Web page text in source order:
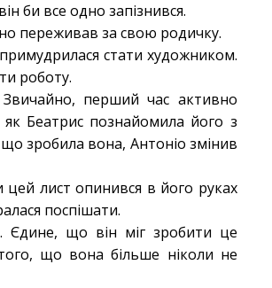
би все одно запізнився.
переживав за свою родичку.
стати художником.
роботу.
перший час активно
Беатрис познайомила його з
зробила вона, Антоніо змінив
цей лист опинився в його руках
поспішати.
Єдине, що він міг зробити це
що вона більше ніколи не